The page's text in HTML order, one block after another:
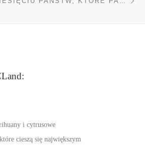
i cytrusowe
cieszą się największym